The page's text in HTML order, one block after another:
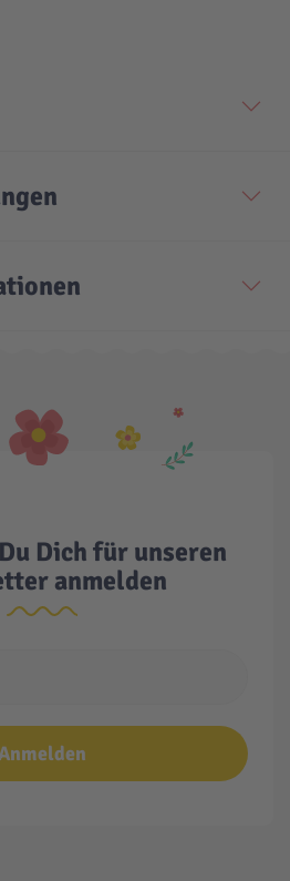
Dich für unseren
anmelden